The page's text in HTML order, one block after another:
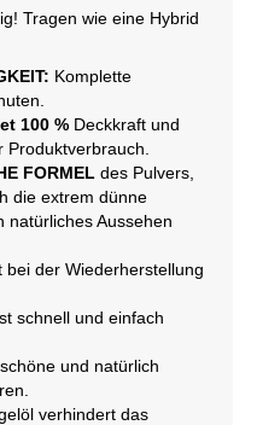
Tragen wie eine Hybrid
Komplette
100 % Deckkraft und
FORMEL des Pulvers,
die extrem dünne
natürliches Aussehen
bei der Wiederherstellung
schnell und einfach
und natürlich
verhindert das